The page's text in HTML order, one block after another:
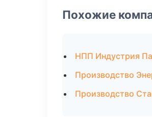
Похожие
НПП Индустрия
Производство
Производство